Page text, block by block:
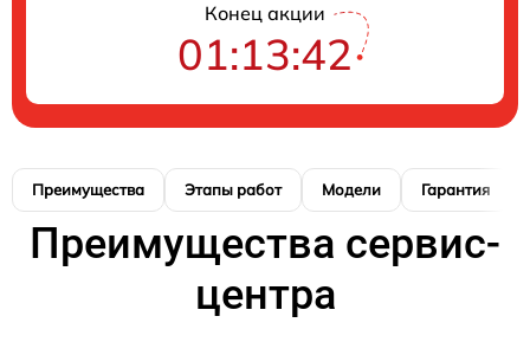
Конец акции
01:13:41
Преимущества Этапы работ Модели Гарантия
Преимущества сервис-
центра